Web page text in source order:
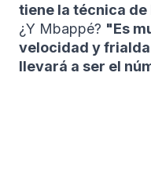
tiene la técnica
¿Y Mbappé? "Es
velocidad y
llevará a ser el